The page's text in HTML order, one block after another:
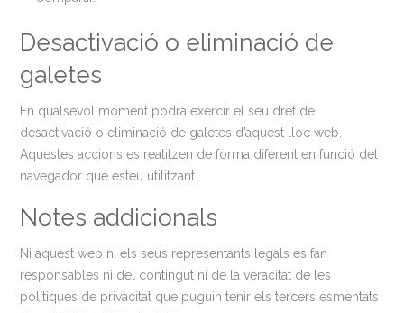
Desactivació o eliminació de
galetes
En qualsevol moment podrà exercir el seu dret de
desactivació o eliminació de galetes d’aquest lloc web.
Aquestes accions es realitzen de forma diferent en funció del
navegador que esteu utilitzant.
Notes addicionals
Ni aquest web ni els seus representants legals es fan
responsables ni del contingut ni de la veracitat de les
polítiques de privacitat que puguin tenir els tercers esmentats